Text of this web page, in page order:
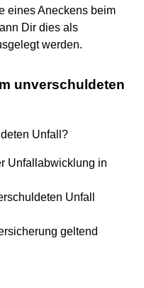
eines Aneckens beim
Dir dies als
werden.
unverschuldeten
Unfall?
Unfallabwicklung in
Unfall
geltend